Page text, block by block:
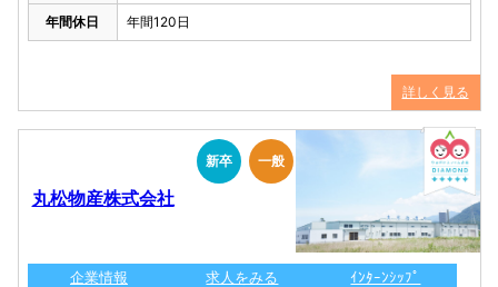
年間休日
年間120日
詳しく見る
新卒 一般
丸松物産株式会社
企業情報 求人をみる ｲﾝﾀｰﾝｼｯﾌﾟ